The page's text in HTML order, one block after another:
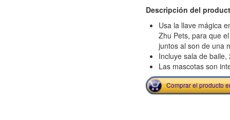
Descripción del
Usa la llave mágica
Zhu Pets, para que
juntos al son de una
Incluye sala de
Las mascotas son
Comprar el producto